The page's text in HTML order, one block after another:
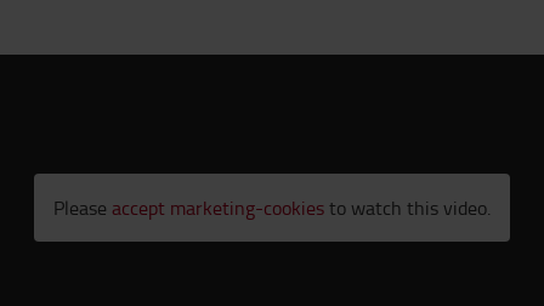
Please accept marketing-cookiesto watch this video.